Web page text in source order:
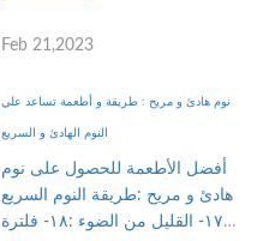
Feb 21,2023
نوم هادئ و مريح : طريقة و أطعمة تساعد علي
النوم الهادئ و السريع
أفضل الأطعمة للحصول على نوم
هادئ و مريح :طريقة النوم السريع
:١٧- القليل من الضوء :١٨- فلترة